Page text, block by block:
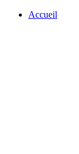
Accueil